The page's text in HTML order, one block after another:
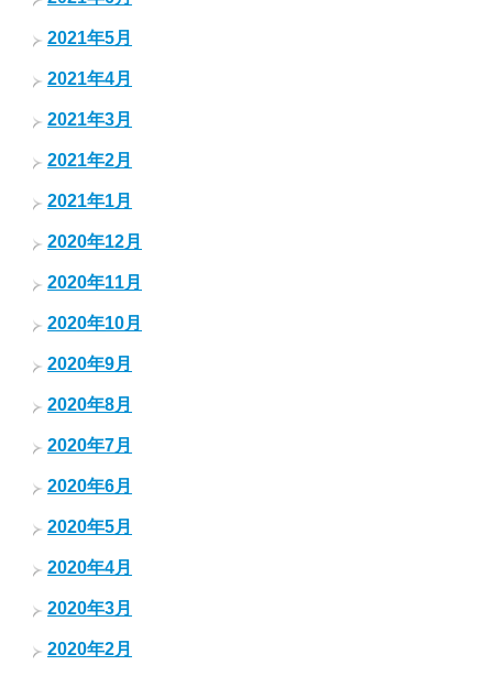
2021年5月
2021年4月
2021年3月
2021年2月
2021年1月
2020年12月
2020年11月
2020年10月
2020年9月
2020年8月
2020年7月
2020年6月
2020年5月
2020年4月
2020年3月
2020年2月